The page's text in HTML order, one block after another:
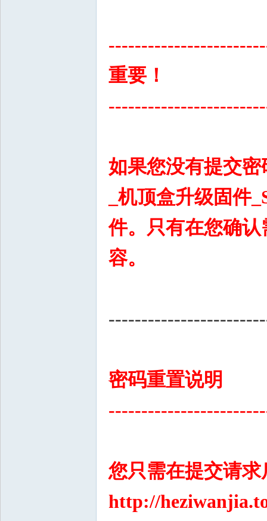
重要！
如果您没有提交
_机顶盒升级固件
件。只有在您确
容。
密码重置说明
您只需在提交请
http://